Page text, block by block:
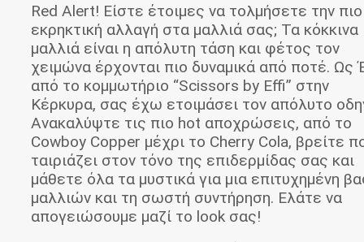
Red Alert! Είστε έτοιμες να τολμήσετε την πιο
εκρηκτική αλλαγή στα μαλλιά σας; Τα κόκκινα
μαλλιά είναι η απόλυτη τάση και φέτος τον
χειμώνα έρχονται πιο δυναμικά από ποτέ. Ως
από το κομμωτήριο “Scissors by Effi” στην
Κέρκυρα, σας έχω ετοιμάσει τον απόλυτο
Ανακαλύψτε τις πιο hot αποχρώσεις, από το
Cowboy Copper μέχρι το Cherry Cola, βρείτε
ταιριάζει στον τόνο της επιδερμίδας σας και
μάθετε όλα τα μυστικά για μια επιτυχημένη
μαλλιών και τη σωστή συντήρηση. Ελάτε να
απογειώσουμε μαζί το look σας!